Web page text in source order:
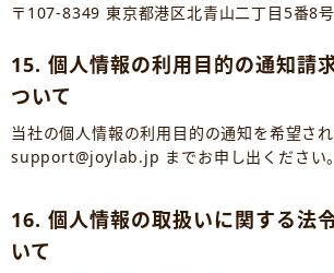
〒107-8349 東京都港区北青山二丁目5番8
15. 個人情報の利用目的の通知請
ついて
当社の個人情報の利用目的の通知を希望され
support@joylab.jp までお申し出ください。
16. 個人情報の取扱いに関する法
いて